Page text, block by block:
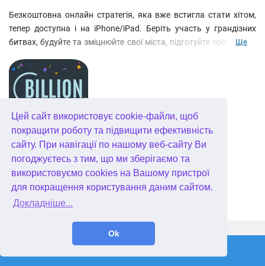
Цей сайт використовує cookie-файли, щоб
покращити роботу та підвищити ефективність
сайту. При навігації по нашому веб-сайту Ви
погоджуєтесь з тим, що ми зберігаємо та
використовуємо cookies на Вашому пристрої
для покращення користування даним сайтом.
Докладніше...
Ok
Безкоштовна онлайн стратегія, яка вже встигла стати хітом,
тепер доступна і на iPhone/iPad. Беріть участь у грандізних
битвах, будуйте та зміцнюйте свої міста, підготуйте професійну
легендарною!
Ще
Billion: Block Chain Puzzle
WellGames.com